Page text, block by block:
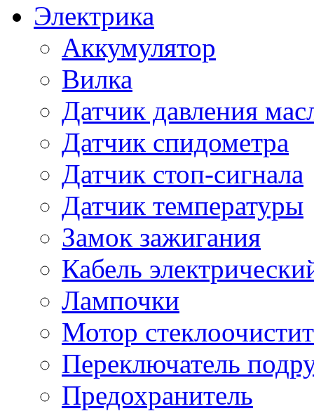
Электрика
Аккумулятор
Вилка
Датчик давления
Датчик спидометра
Датчик стоп-сигнала
Датчик температуры
Замок зажигания
Кабель
Лампочки
Мотор
Переключатель
Предохранитель